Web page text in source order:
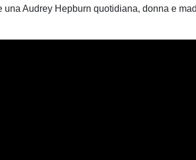
Audrey Hepburn quotidiana, donna e